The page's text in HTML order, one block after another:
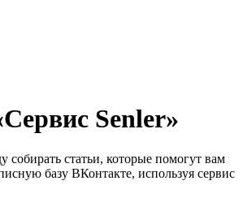
Senler»
собирать статьи, которые помогут вам
базу ВКонтакте, используя сервис